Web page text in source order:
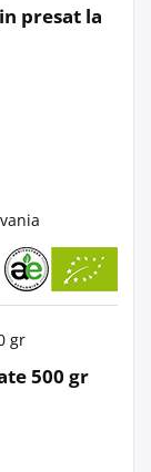
presat la
500 gr